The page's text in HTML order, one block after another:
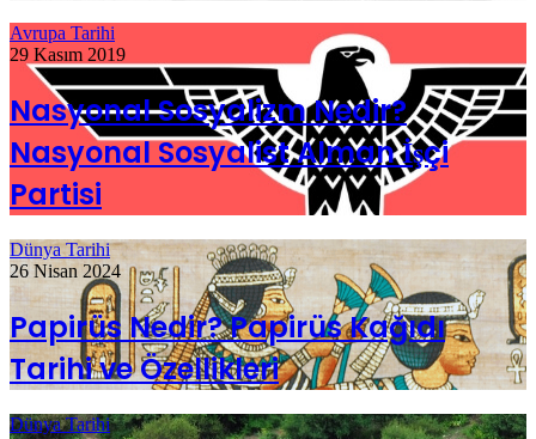
Avrupa Tarihi
29 Kasım 2019
Nasyonal Sosyalizm Nedir?
Nasyonal Sosyalist Alman İşçi
Partisi
Dünya Tarihi
26 Nisan 2024
Papirüs Nedir? Papirüs Kağıdı
Tarihi ve Özellikleri
Dünya Tarihi